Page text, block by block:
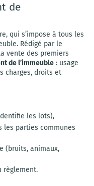
de
qui s’impose à tous les
Rédigé par le
vente des premiers
de l’immeuble : usage
charges, droits et
les lots),
les parties communes
(bruits, animaux,
règlement.